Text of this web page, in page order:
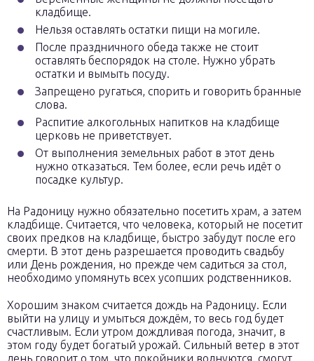
кладбище.
Нельзя оставлять остатки пищи на могиле.
После праздничного обеда также не стоит
оставлять беспорядок на столе. Нужно убрать
остатки и вымыть посуду.
Запрещено ругаться, спорить и говорить бранные
слова.
Распитие алкогольных напитков на кладбище
церковь не приветствует.
От выполнения земельных работ в этот день
нужно отказаться. Тем более, если речь идёт о
посадке культур.
На Радоницу нужно обязательно посетить храм, а затем
кладбище. Считается, что человека, который не посетит
своих предков на кладбище, быстро забудут после его
смерти. В этот день разрешается проводить свадьбу
или День рождения, но прежде чем садиться за стол,
необходимо упомянуть всех усопших родственников.
Хорошим знаком считается дождь на Радоницу. Если
выйти на улицу и умыться дождём, то весь год будет
счастливым. Если утром дождливая погода, значит, в
этом году будет богатый урожай. Сильный ветер в этот
день говорит о том, что покойники волнуются, смогут